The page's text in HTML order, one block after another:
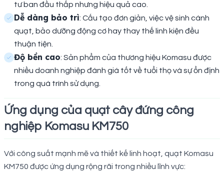
tư ban đầu thấp nhưng hiệu quả cao.
Dễ dàng bảo trì: Cấu tạo đơn giản, việc vệ sinh cánh
quạt, bảo dưỡng động cơ hay thay thế linh kiện đều
thuận tiện.
Độ bền cao: Sản phẩm của thương hiệu Komasu được
nhiều doanh nghiệp đánh giá tốt về tuổi thọ và sự ổn định
trong quá trình sử dụng.
Ứng dụng của quạt cây đứng công
nghiệp Komasu KM750
Với công suất mạnh mẽ và thiết kế linh hoạt, quạt Komasu
KM750 được ứng dụng rộng rãi trong nhiều lĩnh vực: